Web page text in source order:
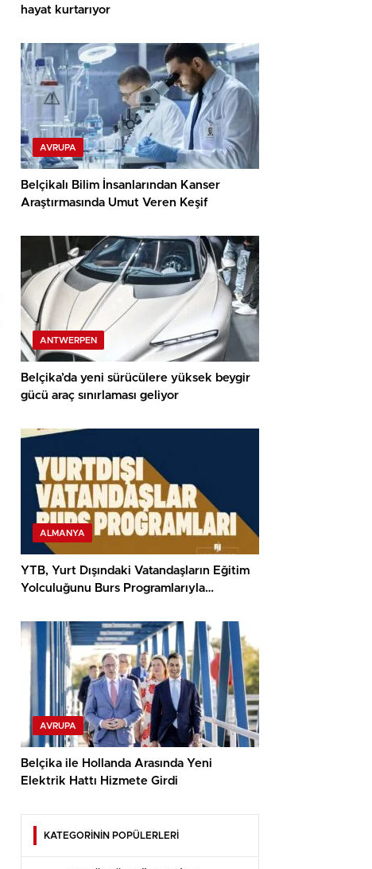
hayat kurtarıyor
AVRUPA
Belçikalı Bilim İnsanlarından Kanser
Araştırmasında Umut Veren Keşif
ANTWERPEN
Belçika’da yeni sürücülere yüksek beygir
gücü araç sınırlaması geliyor
ALMANYA
YTB, Yurt Dışındaki Vatandaşların Eğitim
Yolculuğunu Burs Programlarıyla
AVRUPA
Belçika ile Hollanda Arasında Yeni
Elektrik Hattı Hizmete Girdi
KATEGORİNİN POPÜLERLERİ